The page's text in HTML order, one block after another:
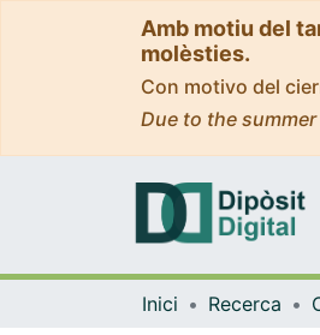
Amb motiu del
molèsties.
Con motivo del
Due to the
Inici Recerca